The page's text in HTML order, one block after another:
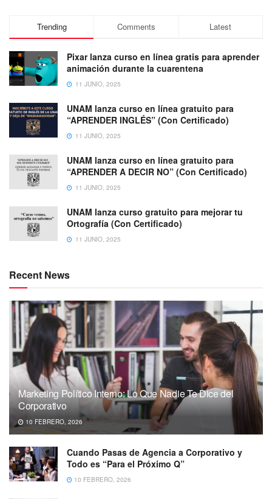
Trending Comments Latest
Pixar lanza curso en línea gratis para aprender
animación durante la cuarentena
11 JUNIO, 2025
UNAM lanza curso en línea gratuito para
“APRENDER INGLÉS” (Con Certificado)
11 JUNIO, 2025
UNAM lanza curso en línea gratuito para
“APRENDER A DECIR NO” (Con Certificado)
11 JUNIO, 2025
UNAM lanza curso gratuito para mejorar tu
Ortografía (Con Certificado)
11 JUNIO, 2025
Recent News
Marketing Político Interno: Lo Que Nadie Te Dice del
Corporativo
10 FEBRERO, 2026
Cuando Pasas de Agencia a Corporativo y
Todo es “Para el Próximo Q”
10 FEBRERO, 2026